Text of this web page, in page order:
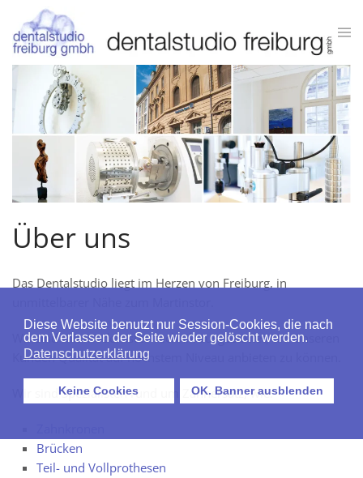
Diese Website benutzt nur Session-Cookies, die nach
dem Verlassen der Seite wieder gelöscht werden.
Datenschutzerklärung
Keine Cookies OK. Banner ausblenden
Zum Hauptinhalt springen
Über uns
Das Dentalstudio liegt im Herzen von Freiburg, in
Wir sind mit modernster Technik ausgestattet, um unseren
Kunden Qualität auf höchstem Niveau anbieten zu können.
Wir sind Spezialisten rund um Zahnersatz, wie:
Brücken
Teil- und Vollprothesen